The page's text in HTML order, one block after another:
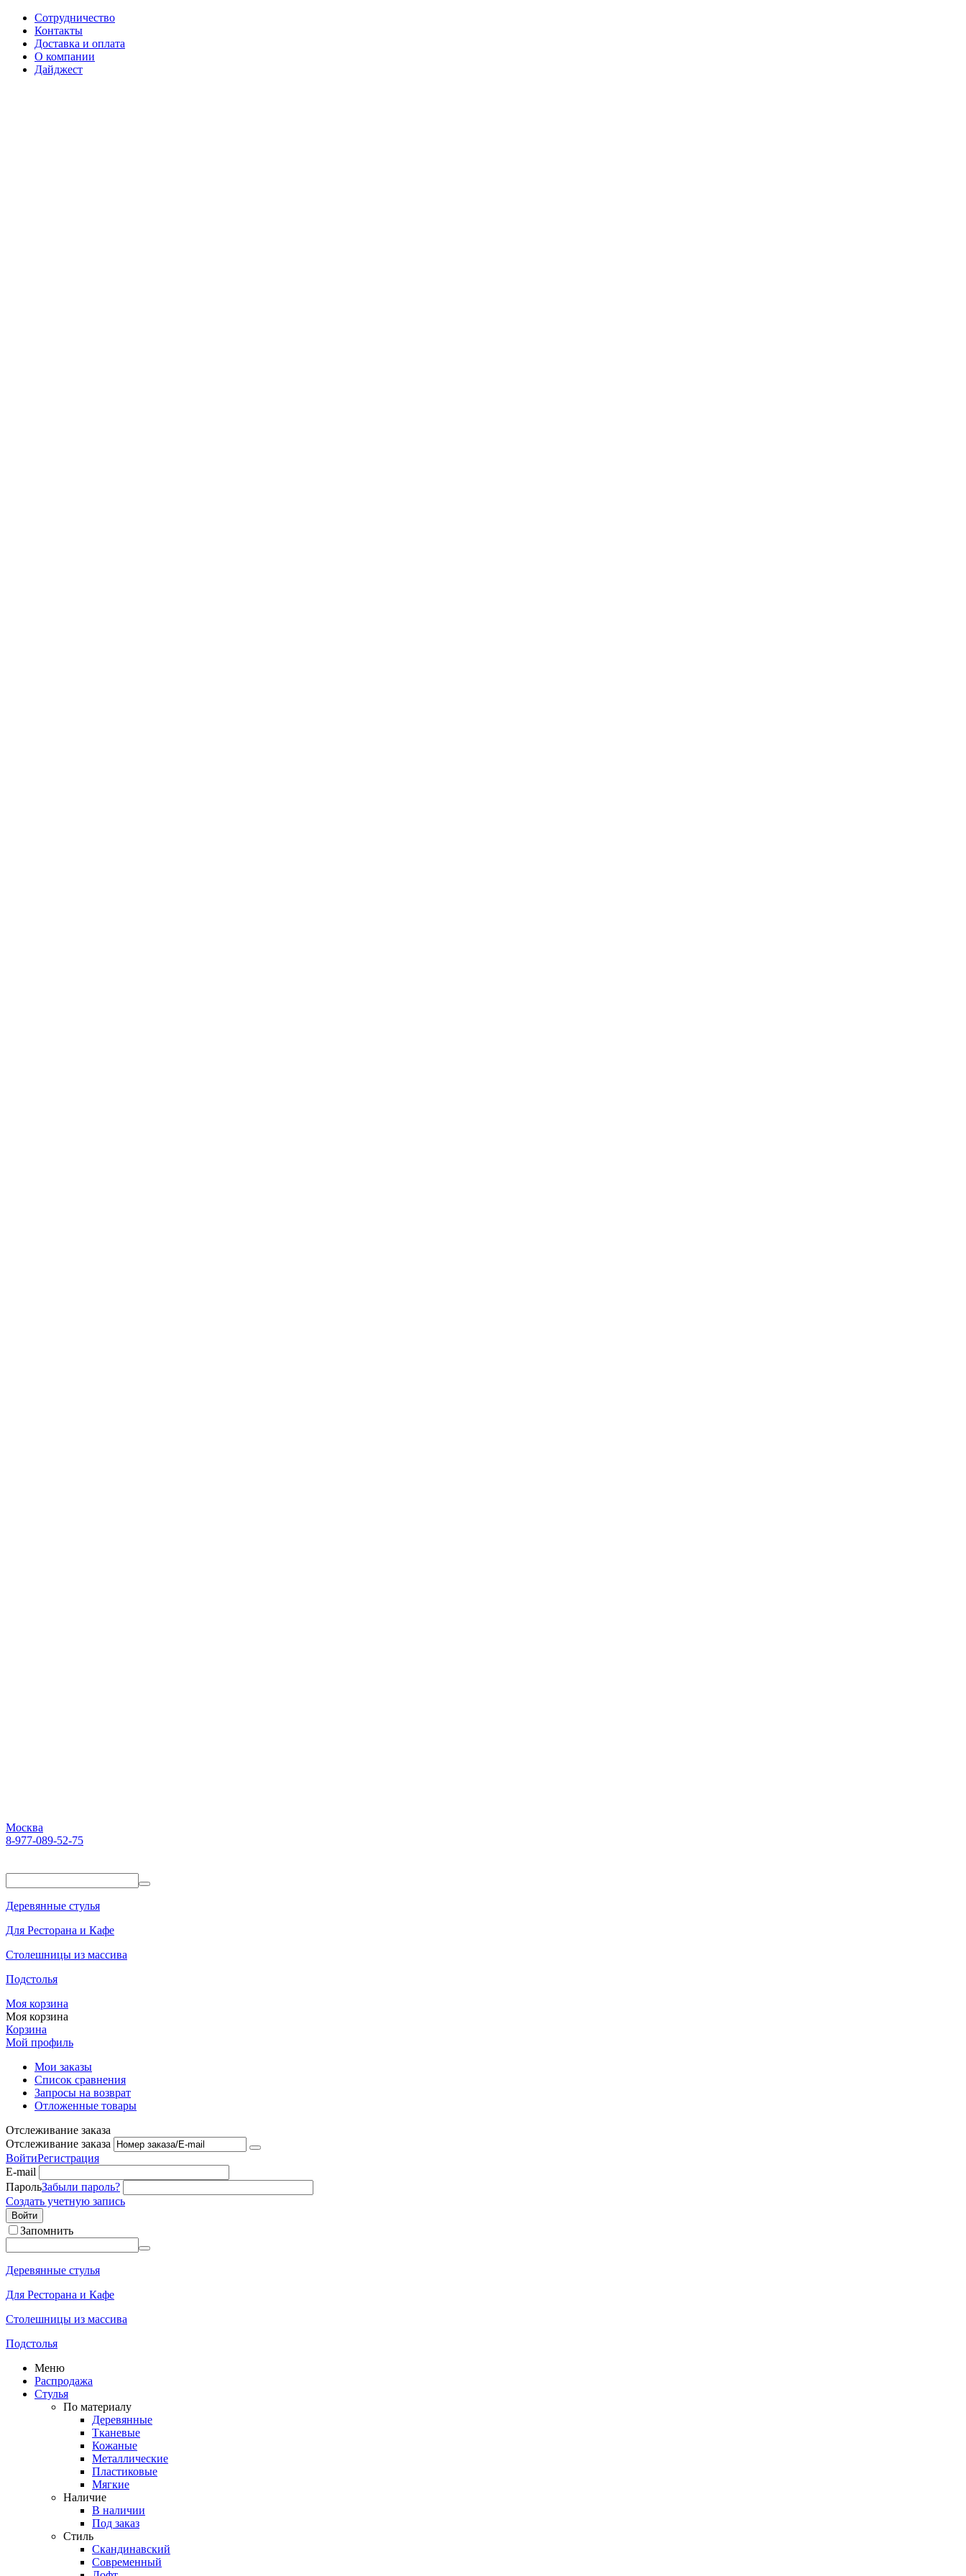
Сотрудничество
Контакты
Доставка и оплата
О компании
Дайджест
Москва
8-977-089-52-75
Деревянные стулья
Для Ресторана и Кафе
Столешницы из массива
Подстолья
Моя корзина
Моя корзина
Корзина
Мой профиль
Мои заказы
Список сравнения
Запросы на возврат
Отложенные товары
Отслеживание заказа
Отслеживание заказа
ВойтиРегистрация
E-mail
ПарольЗабыли пароль?
Создать учетную запись
Войти
Запомнить
Деревянные стулья
Для Ресторана и Кафе
Столешницы из массива
Подстолья
Меню
Распродажа
Стулья
По материалу
Деревянные
Тканевые
Кожаные
Металлические
Пластиковые
Мягкие
Наличие
В наличии
Под заказ
Стиль
Скандинавский
Современный